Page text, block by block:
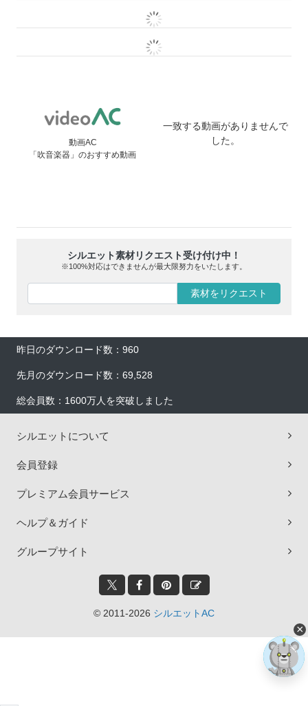
動画AC
「吹音楽器」のおすすめ動画
一致する動画がありませんで
した。
シルエット素材リクエスト受け付け中！
※100%対応はできませんが最大限努力をいたします。
素材をリクエスト
昨日のダウンロード数：960
先月のダウンロード数：69,528
総会員数：1600万人を突破しました
シルエットについて
会員登録
プレミアム会員サービス
ヘルプ＆ガイド
グループサイト
© 2011-2026 シルエットAC
×